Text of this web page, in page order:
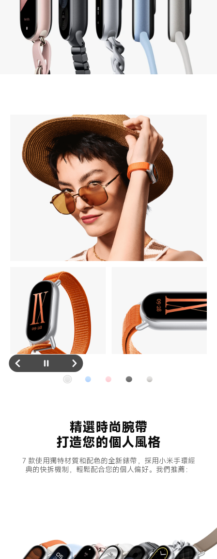
精選時尚腕帶
打造您的個人風格
7 款使用獨特材質和配色的全新錶帶，採用小米手環經
典的快拆機制，輕鬆配合您的個人偏好。我們推薦：